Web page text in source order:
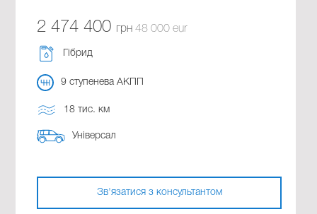
2 474 400 грн 48 000 eur
Гібрид
9 cтупенева АКПП
18 тис. км
Універсал
Зв'язатися з консультантом